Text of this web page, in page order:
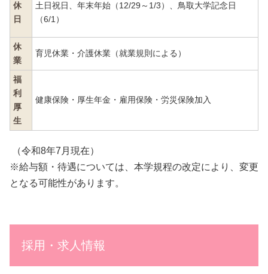
休
日
土日祝日、年末年始（12/29～1/3）、鳥取大学記念日
（6/1）
休
業
育児休業・介護休業（就業規則による）
福
利
厚
生
健康保険・厚生年金・雇用保険・労災保険加入
（令和8年7月現在）
※給与額・待遇については、本学規程の改定により、変更
となる可能性があります。
採用・求人情報